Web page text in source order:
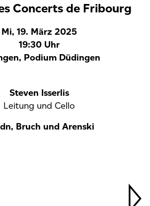
Concerts de Fribourg
Mi, 19. März 2025
19:30 Uhr
Podium Düdingen
Steven Isserlis
Leitung und Cello
Bruch und Arenski